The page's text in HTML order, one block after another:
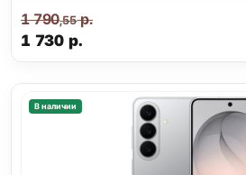
1 730 р.
1 790,55р.
В наличии